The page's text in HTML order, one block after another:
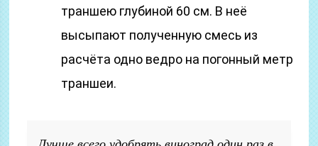
траншею глубиной 60 см. В неё
высыпают полученную смесь из
расчёта одно ведро на погонный метр
траншеи.